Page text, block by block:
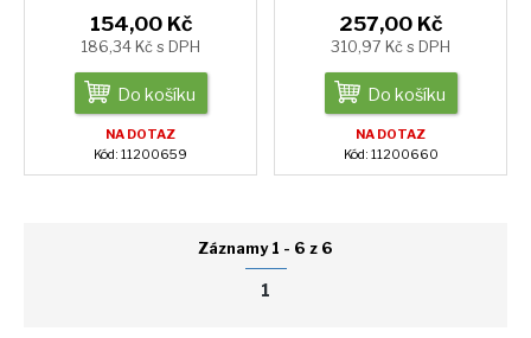
154,00 Kč
186,34 Kč s DPH
Do košíku
NA DOTAZ
Kód: 11200659
257,00 Kč
310,97 Kč s DPH
Do košíku
NA DOTAZ
Kód: 11200660
Záznamy 1 - 6 z 6
1